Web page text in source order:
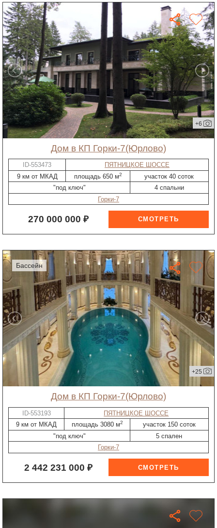
+6
дом в КП Горки-7(Юрлово)
ID-553473
ПЯТНИЦКОЕ ШОССЕ
9 км от МКАД
площадь 650 м2
участок 40 соток
"под ключ"
4 спальни
Горки-7
270 000 000 ₽
бассейн
+25
дом в КП Горки-7(Юрлово)
ID-553193
ПЯТНИЦКОЕ ШОССЕ
9 км от МКАД
площадь 3080 м2
участок 150 соток
"под ключ"
5 спален
Горки-7
2 442 231 000 ₽